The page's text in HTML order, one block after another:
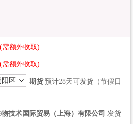
需额外收取)
需额外收取)
区 期货预计28天可发货（节假日
技术国际贸易（上海）有限公司 发货